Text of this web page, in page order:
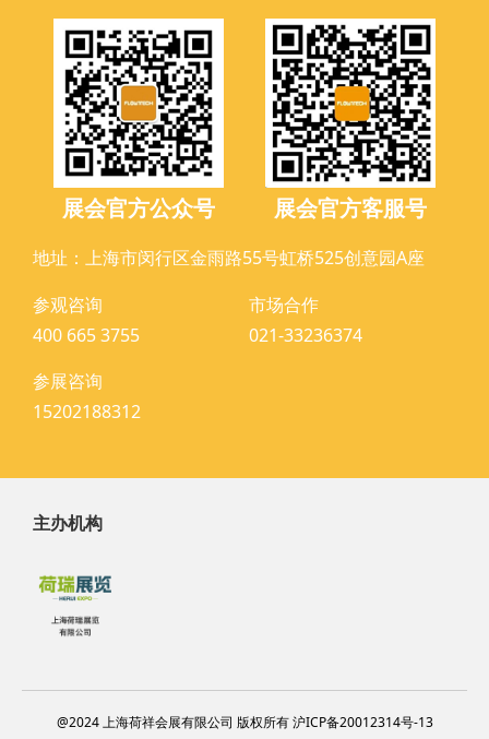
展会官方公众号 展会官方客服号
地址：上海市闵行区金雨路55号虹桥525创意园A座
参观咨询
400 665 3755
市场合作
021-33236374
参展咨询
15202188312
主办机构
@2024 上海荷祥会展有限公司 版权所有 沪ICP备20012314号-13